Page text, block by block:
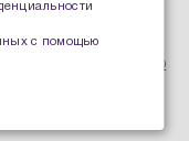
персональных
данных с помощью
с помощью